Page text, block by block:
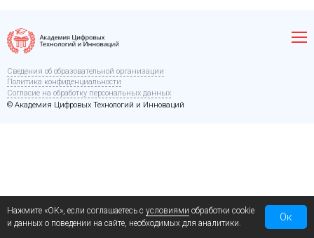
Сведения об образовательной организации
Политика конфиденциальности
Согласие на обработку персональных данных
© Академия Цифровых Технологий и Инноваций
Нажмите «ОК», если соглашаетесь с условиями обработки cookie
и данных о поведении на сайте, необходимых для аналитики.
Ок